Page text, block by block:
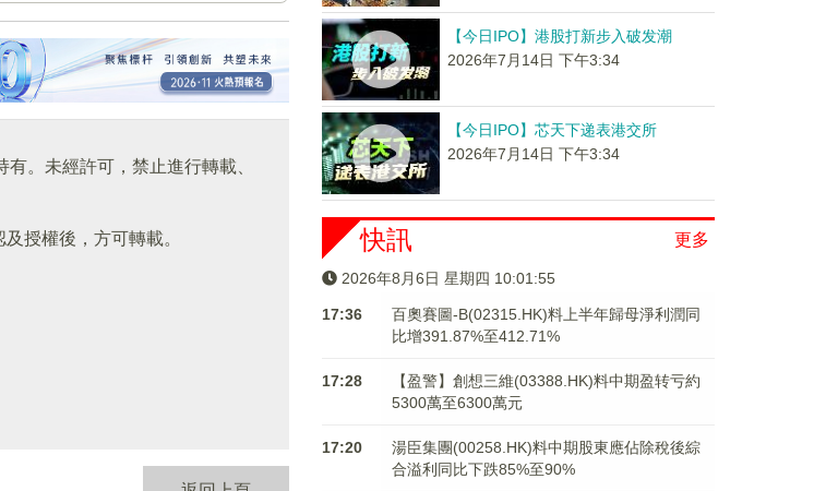
。未經許可，禁止進行轉載、
及授權後，方可轉載。
【今日IPO】港股打新步入破发潮
2026年7月14日 下午3:34
【今日IPO】芯天下递表港交所
2026年7月14日 下午3:34
更多
快訊
2026年8月6日 星期四 10:01:56
17:36
百奧賽圖-B(02315.HK)料上半年歸母淨利潤同
比增391.87%至412.71%
17:28
【盈警】創想三維(03388.HK)料中期盈转亏約
5300萬至6300萬元
17:20
湯臣集團(00258.HK)料中期股東應佔除稅後綜
合溢利同比下跌85%至90%